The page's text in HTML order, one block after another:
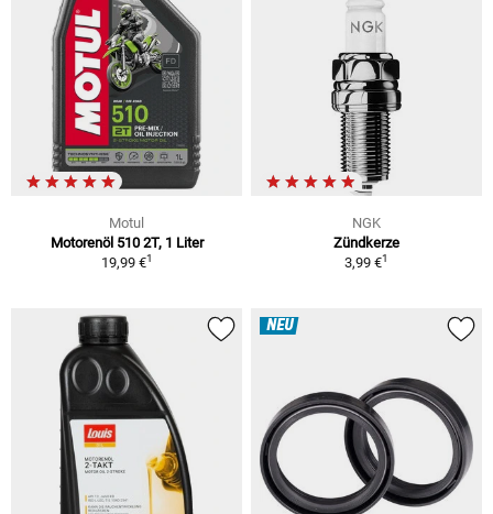
Motul
Motorenöl 510 2T, 1 Liter
19,99 €1
NGK
Zündkerze
3,99 €1
NEU